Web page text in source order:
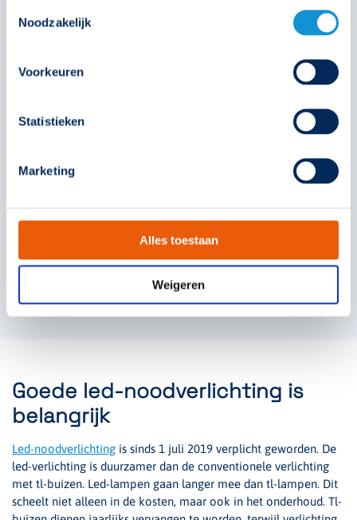
Noodzakelijk
Voorkeuren
Statistieken
Marketing
Alles toestaan
Weigeren
met hoge plafonds. Hiervoor hebben we verschillende soorten
verlichting beschikbaar.
Bijvoorbeeld noodverlichting voor lange afstanden. De HiVision
beschikt bijvoorbeeld over pictogrammen met een
conventionele verlichting. Hierdoor is deze armatuur
uitermate geschikt voor locaties
De Pro Plus heeft vier ledlampen met geoptimaliseerde lenzen
Meer over de Pro
Goede led-noodverlichting is
belangrijk
Led-noodverlichting is sinds 1 juli 2019 verplicht geworden. De
led-verlichting is duurzamer dan de conventionele verlichting
met tl-buizen. Led-lampen gaan langer mee dan tl-lampen. Dit
scheelt niet alleen in de kosten, maar ook in het onderhoud. Tl-